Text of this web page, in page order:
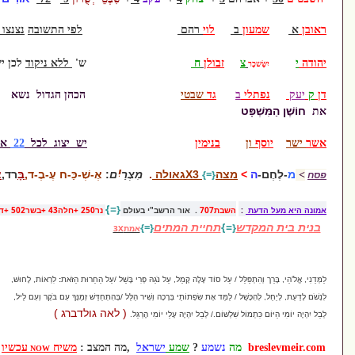
לוי רהם לפי התשובה כ-ן /ל-א
חש' לכן יש להגות : יִשָּׂכָר
שבטי הכהן הגדול נשא
בנימין יש יצוג לכל אותיות א'ב
=}X3גאולה .מִצְרַיִ ם:אֶ-שְׁ-כַּ-ח עֶ-בֶ-ד, בָּרד,צפרדע,דם?
. אור הרשב"י בעולם{
=}נר250 +חלה43 +בשר502 +דג7 +יין70
תחיית המתים{
=}אמת3X
סוֹד עָלֶה קָמֵל, עַל נֹגַהּ פְּרִי בָּשֵׁל /עַל הַחֵרוּת הַזֹּאת:לִרְאוֹת, לָחוּשׁ,
אֶת שִׂפְתוֹתַי בְּרָכָה וְשִׁיר הַלֵּל /בְּהִתְחַדֵּשׁ זְמַנְּךָ עִם בֹּקֶר וְעִם לֵיל,
לְבַל יִהְיֶה עָלַי יוֹמִי הֶרְגֵּל.( לאה גולדברג )
נשמע?שמעישראל,מה המצב : משיחNOW עכשיו